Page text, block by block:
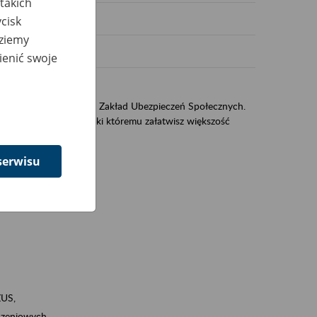
przez Zakład Ubezpieczeń Społecznych.
portal eZUS, dzięki któremu załatwisz większość
swoje